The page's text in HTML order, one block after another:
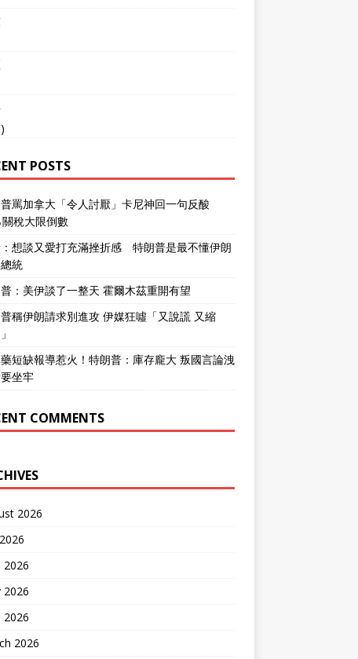
POSTS
罵加拿大「令人討厭」卡尼神回一句反酸
稅大限倒數
想談又愛打充滿挫折感 特朗普是最不懂伊朗
統
：美伊談了一整天 霍爾木茲重開有望
稱伊朗請求別進攻 伊媒狂噓「又說謊 又縮
短缺報導惹火！特朗普：庫存龐大 叛國言論洩
坐牢
COMMENTS
2026
2026
2026
2026
2026